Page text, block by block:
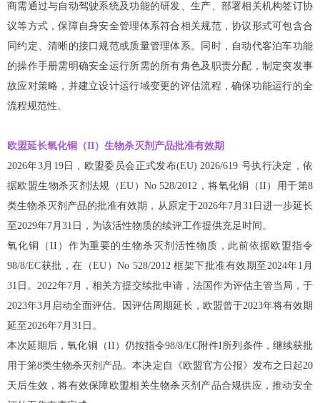
商需通过与自动驾驶系统及功能的研发、生产、部署相关机构签订协
议等方式，保障自身安全管理体系符合相关规范，协议形式可包含合
同约定、清晰的接口规范或质量管理体系。同时，自动代客泊车功能
的操作手册需明确安全运行所需的所有角色及职责分配，制定突发事
故应对策略，并建立设计运行域变更的评估流程，确保功能运行的全
流程规范性。
欧盟延长氧化铜（II）生物杀灭剂产品批准有效期
2026年3月19日，欧盟委员会正式发布(EU) 2026/619 号执行决定，依
据欧盟生物杀灭剂法规（EU）No 528/2012，将氧化铜（II）用于第8
类生物杀灭剂产品的批准有效期，从原定于2026年7月31日进一步延长
至2029年7月31日，为该活性物质的续评工作提供充足时间。
氧化铜（II）作为重要的生物杀灭剂活性物质，此前依据欧盟指令
98/8/EC获批，在（EU）No 528/2012 框架下批准有效期至2024年1月
31日。2022年7月，相关方提交续批申请，法国作为评估主管当局，于
2023年3月启动全面评估。因评估周期延长，欧盟曾于2023年将有效期
延至2026年7月31日。
本次延期后，氧化铜（II）仍按指令98/8/EC附件I所列条件，继续获批
用于第8类生物杀灭剂产品。本决定自《欧盟官方公报》发布之日起20
天后生效，将有效保障欧盟相关生物杀灭剂产品合规供应，推动安全